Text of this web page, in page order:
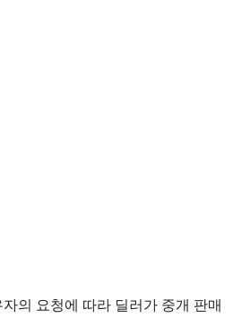
의 요청에 따라 딜러가 중개 판매